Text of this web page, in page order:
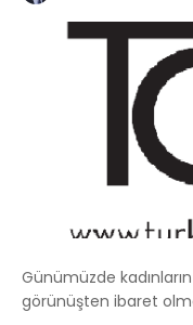
Günümüzde kadınların
görünüşten ibaret